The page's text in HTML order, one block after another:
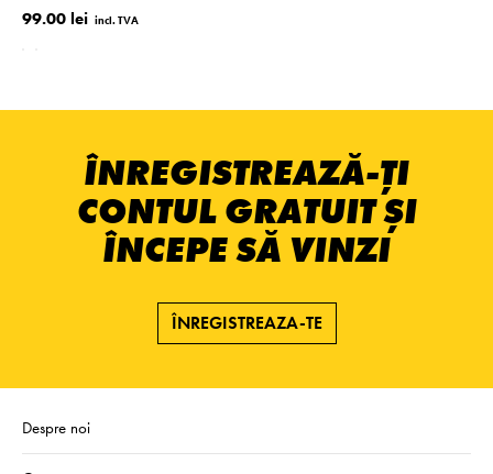
99.00 lei
ÎNREGISTREAZĂ-ȚI
CONTUL GRATUIT ȘI
ÎNCEPE SĂ VINZI
ÎNREGISTREAZA-TE
Despre noi